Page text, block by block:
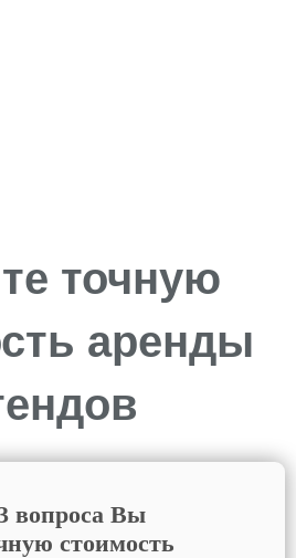
точную
аренды
вопроса Вы
стоимость